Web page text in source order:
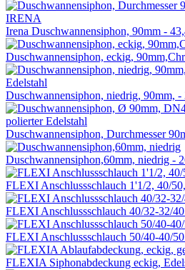
Irena Duschwannensiphon, 90mm -
Duschwannensiphon, eckig,
Duschwannensiphon, niedrig, 90mm, -
Duschwannensiphon, Durchmesser
Duschwannensiphon,60mm, niedrig -
FLEXI Anschlussschlauch 1'1/2, 40/
FLEXI Anschlussschlauch 40/32-32/
FLEXI Anschlussschlauch 50/40-40/
FLEXIA Siphonabdeckung eckig,